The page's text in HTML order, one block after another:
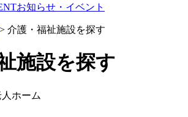
お知らせ・イベント
> 介護・福祉施設を探す
施設を探す
ホーム